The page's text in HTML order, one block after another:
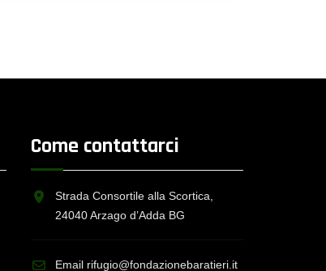
Come contattarci
Strada Consortile alla Scortica,
24040 Arzago d’Adda BG
Email rifugio@fondazionebaratieri.it